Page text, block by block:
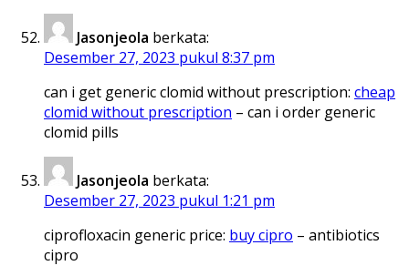
Jasonjeola berkata:
Desember 27, 2023 pukul 8:37 pm
can i get generic clomid without prescription: cheap
clomid without prescription – can i order generic
clomid pills
Jasonjeola berkata:
Desember 27, 2023 pukul 1:21 pm
ciprofloxacin generic price: buy cipro – antibiotics
cipro